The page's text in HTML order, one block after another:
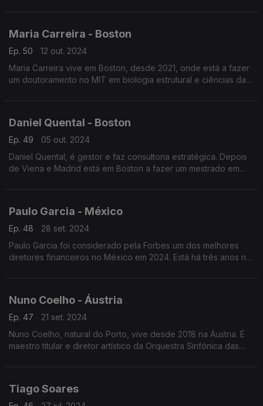
Maria Carreira - Boston
Ep. 50
12 out. 2024
Maria Carreira vive em Boston, desde 2021, onde está a fazer
um doutoramento no MIT em biologia estrutural e ciências da
Daniel Quental - Boston
Ep. 49
05 out. 2024
Daniel Quental, é gestor e faz consultoria estratégica. Depois
de Viena e Madrid está em Boston a fazer um mestrado em
Paulo Garcia - México
Ep. 48
28 set. 2024
Paulo Garcia foi considerado pela Forbes um dos melhores
diretores financeiros no México em 2024. Está há três anos no
Nuno Coelho - Áustria
Ep. 47
21 set. 2024
Nuno Coelho, natural do Porto, vive desde 2018 na Áustria. É
maestro titular e diretor artístico da Orquestra Sinfónica das
Tiago Soares